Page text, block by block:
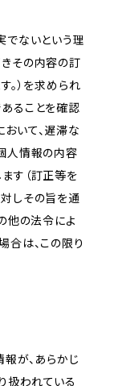
でないという理
その内容の訂
。）を求められ
ることを確認
いて、遅滞な
人情報の内容
す（訂正等を
しその旨を通
他の法令によ
合は、この限り
が、あらかじ
扱われている